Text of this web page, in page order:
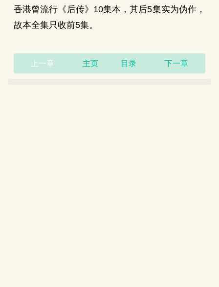
香港曾流行《后传》10集本，其后5集实为伪作，
故本全集只收前5集。
上一章 主页 目录 下一章